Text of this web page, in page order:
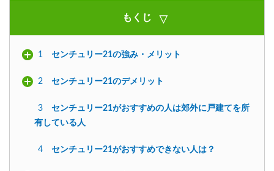
もくじ
1 センチュリー21の強み・メリット
2 センチュリー21のデメリット
3
センチュリー21がおすすめの人は郊外に戸建てを所
有している人
4 センチュリー21がおすすめできない人は？